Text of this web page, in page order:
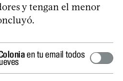
y tengan el menor
en tu email todos